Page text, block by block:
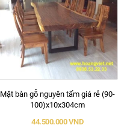
Mặt bàn gỗ nguyên tấm giá rẻ (90-
100)x10x304cm
44.500.000 VND